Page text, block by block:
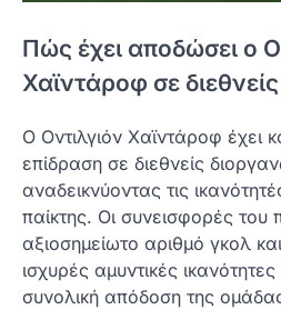
Πώς έχει αποδώσει ο
Χαϊντάροφ σε
Ο Οντιλγιόν Χαϊντάροφ έχει
επίδραση σε διεθνείς
αναδεικνύοντας τις
παίκτης. Οι συνεισφορές
αξιοσημείωτο αριθμό γκολ
ισχυρές αμυντικές
συνολική απόδοση της